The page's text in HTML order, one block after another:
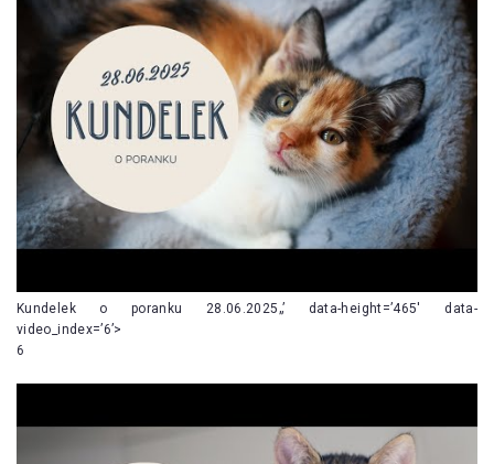
Kundelek o poranku 28.06.2025„’ data-height=’465′ data-
video_index=’6’>
6